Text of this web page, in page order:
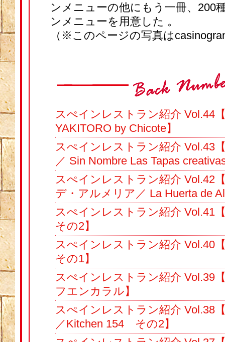
ンメニューの他にもう一冊、200
ンメニューを用意した 。
（※このページの写真は
スぺインレストラン紹介 Vol.44
YAKITORO by Chicote】
スぺインレストラン紹介 Vol.43
／ Sin Nombre Las Tapas
スぺインレストラン紹介 Vol.42
デ・アルメリア／ La Huerta de
スぺインレストラン紹介 Vol.41
その2】
スぺインレストラン紹介 Vol.40
その1】
スぺインレストラン紹介 Vol.39
フエンカラル】
スぺインレストラン紹介 Vol.38
／Kitchen 154 その2】